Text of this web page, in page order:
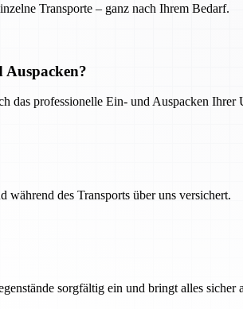
Transporte – ganz nach Ihrem Bedarf.
das professionelle Ein- und Auspacken Ihrer
während des Transports über uns versichert.
sorgfältig ein und bringt alles